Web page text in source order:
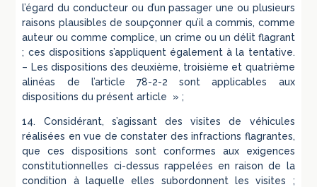
l’égard du conducteur ou d’un passager une ou plusieurs
raisons plausibles de soupçonner qu’il a commis, comme
auteur ou comme complice, un crime ou un délit flagrant
; ces dispositions s’appliquent également à la tentative.
– Les dispositions des deuxième, troisième et quatrième
alinéas de l’article 78-2-2 sont applicables aux
dispositions du présent article » ;
14. Considérant, s’agissant des visites de véhicules
réalisées en vue de constater des infractions flagrantes,
que ces dispositions sont conformes aux exigences
constitutionnelles ci-dessus rappelées en raison de la
condition à laquelle elles subordonnent les visites ;